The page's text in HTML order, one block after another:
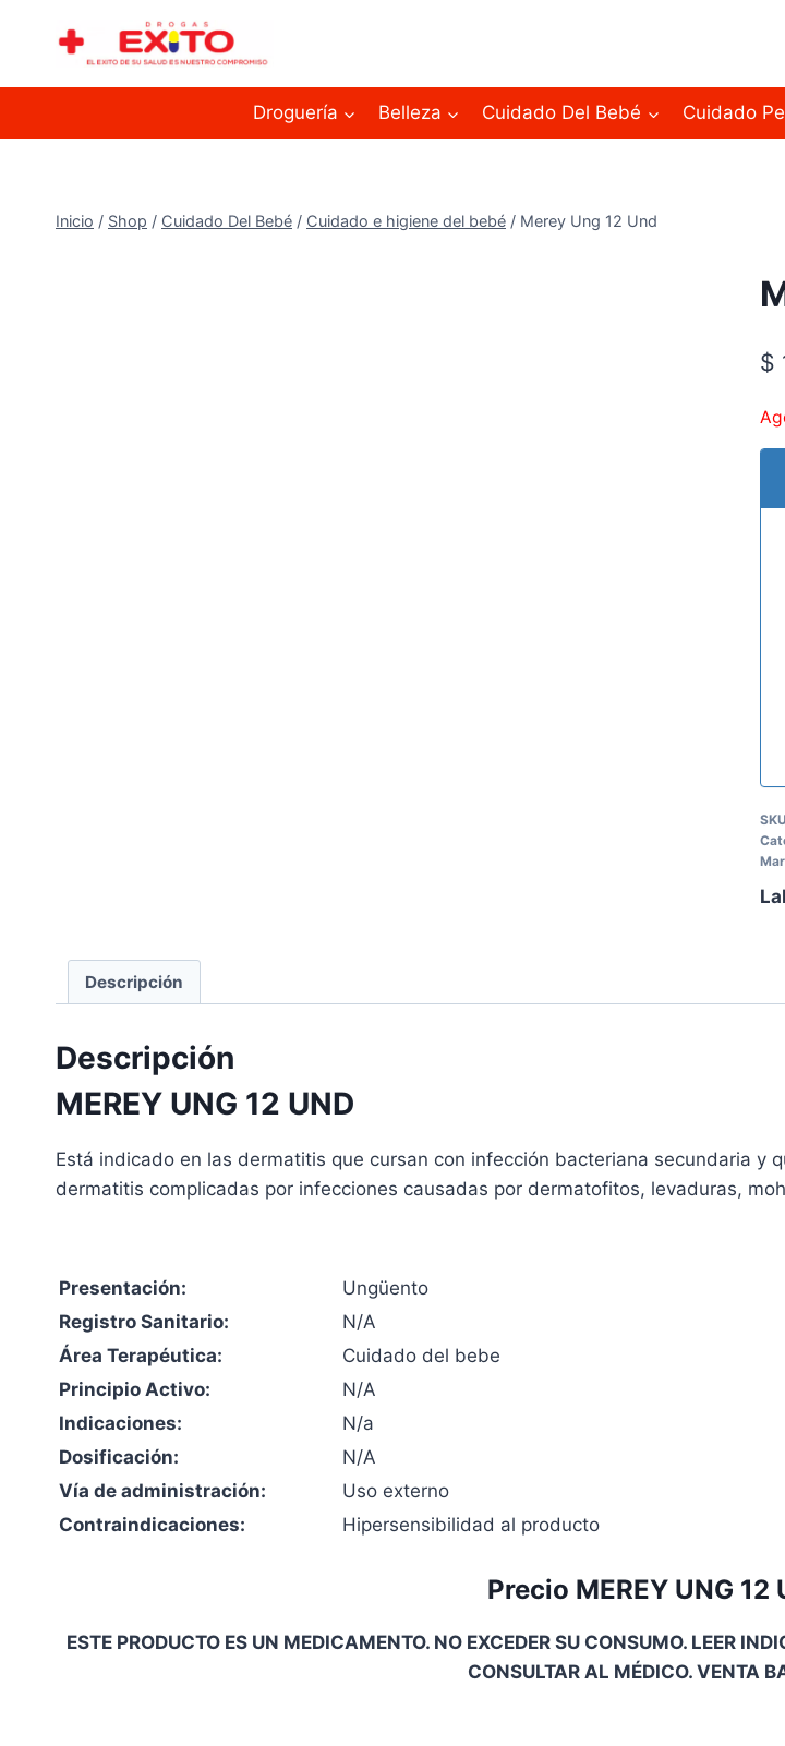
Droguería Belleza Cuidado Del Bebé Cuidado
Inicio / Shop / Cuidado Del Bebé / Cuidado e higiene del bebé / Merey Ung 12 Und
$
Descripción
Descripción
MEREY UNG 12 UND
Está indicado en las dermatitis que cursan con infección bacteriana secundaria y
dermatitis complicadas por infecciones causadas por dermatofitos, levaduras,
Presentación:
Ungüento
Registro Sanitario:
N/A
Área Terapéutica:
Cuidado del bebe
Principio Activo:
N/A
Indicaciones:
N/a
Dosificación:
N/A
Vía de administración:
Uso externo
Contraindicaciones:
Hipersensibilidad al producto
Precio MEREY UNG
ESTE PRODUCTO ES UN MEDICAMENTO. NO EXCEDER SU CONSUMO. LEER
CONSULTAR AL MÉDICO. VENTA